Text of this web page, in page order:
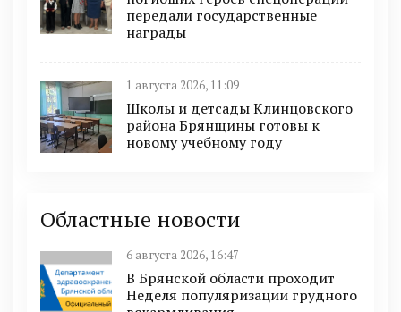
передали государственные
награды
1 августа 2026, 11:09
Школы и детсады Клинцовского
района Брянщины готовы к
новому учебному году
Областные новости
6 августа 2026, 16:47
В Брянской области проходит
Неделя популяризации грудного